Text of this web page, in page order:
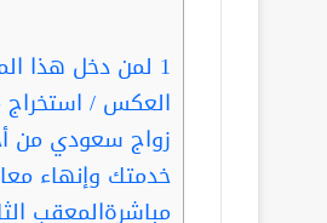
1 لمن دخل هذا
العكس /
زواج سعودي من
خدمتك وإنهاء
مباشرةالمعقب